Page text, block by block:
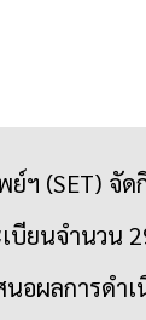
ฯ (SET) จั
ยนจำนวน
อผลการดำ